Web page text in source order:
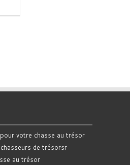
votre chasse au trésor
de trésorsr
au trésor